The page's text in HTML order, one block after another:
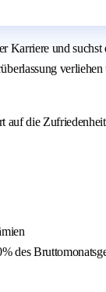
und
die
des